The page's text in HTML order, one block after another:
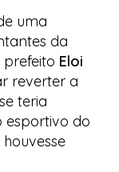
uma
da
Eloi
reverter a
teria
esportivo do